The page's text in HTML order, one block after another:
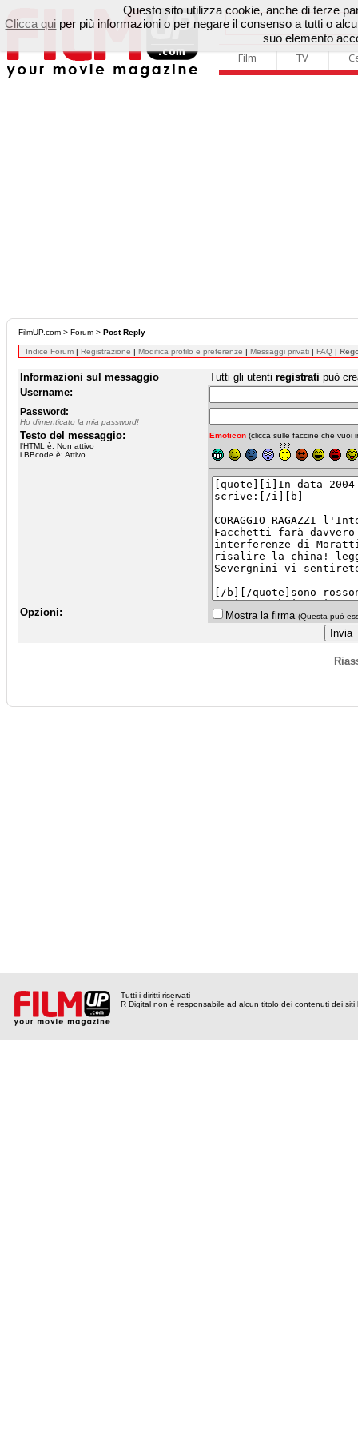
Film TV
FilmUP.com > Forum > Post Reply
Indice Forum | Registrazione | Modifica profilo e preferenze | Messaggi privati | FAQ |
Informazioni sul messaggio Tutti gli utenti registrati può
Username:
Password:
Ho dimenticato la mia password!
Testo del messaggio:
l'HTML è: Non attivo
i BBcode è: Attivo
Emoticon (clicca sulle faccine che vuoi
Opzioni: Mostra la firma (Questa può
Tutti i diritti riservati
R Digital non è responsabile ad alcun titolo dei contenuti dei siti
Questo sito utilizza cookie, anche di terze
Clicca qui per più informazioni o per negare il consenso a tutti o
suo elemento